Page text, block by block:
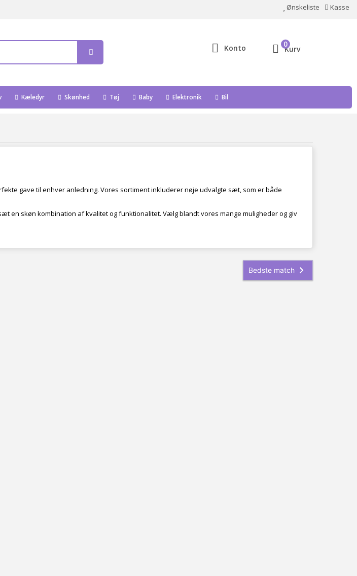
Ønskeliste Kasse
Konto Kurv
0
Kæledyr Skønhed Tøj Baby Elektronik Bil
gave til enhver anledning. Vores sortiment inkluderer nøje udvalgte sæt, som er både
en skøn kombination af kvalitet og funktionalitet. Vælg blandt vores mange muligheder og giv